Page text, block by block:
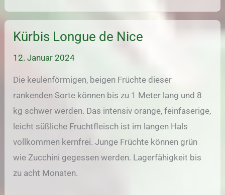
Kürbis Longue de Nice
12. Januar 2024
Die keulenförmigen, beigen Früchte dieser
rankenden Sorte können bis zu 1 Meter lang und 8
kg schwer werden. Das intensiv orange, feinfaserige,
leicht süßliche Fruchtfleisch ist im langen Hals
vollkommen kernfrei. Junge Früchte können grün
wie Zucchini gegessen werden. Lagerfähigkeit bis
zu acht Monaten.